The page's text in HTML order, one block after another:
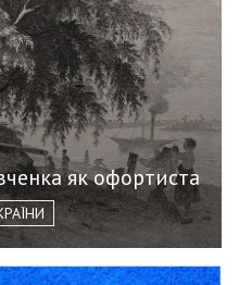
як офортиста